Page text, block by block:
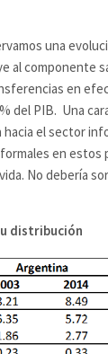
una
al componente
en
del PIB. Una
el sector
en
No debería
distribución